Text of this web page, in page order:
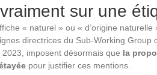
sur une
« naturel » ou « d’origine
directrices du Sub-Working Group
imposent désormais que la
pour justifier ces mentions.